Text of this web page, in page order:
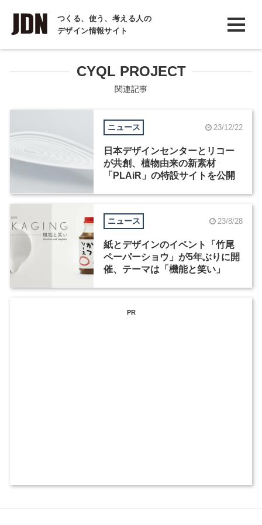
つくる、使う、考える人の
デザイン情報サイト
INTERVIEW
インタビュー
REPORT
COLUMN
CYQL PROJECT
関連記事
ニュース 23/12/22
日本デザインセンターとリコー
が共創、植物由来の新素材
「PLAiR」の特設サイトを公開
ニュース 23/8/28
紙とデザインのイベント「竹尾
ペーパーショウ」が5年ぶりに開
催、テーマは「機能と笑い」
PR